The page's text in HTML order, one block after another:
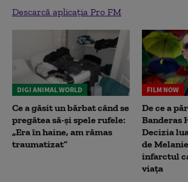
Descarcă aplicația Pro FM
DIGI ANIMAL WORLD
Ce a găsit un bărbat când se
pregătea să-și spele rufele:
„Era în haine, am rămas
traumatizat”
FILM NOW
De ce a
Banderas
Decizia
de
infarctul
viața